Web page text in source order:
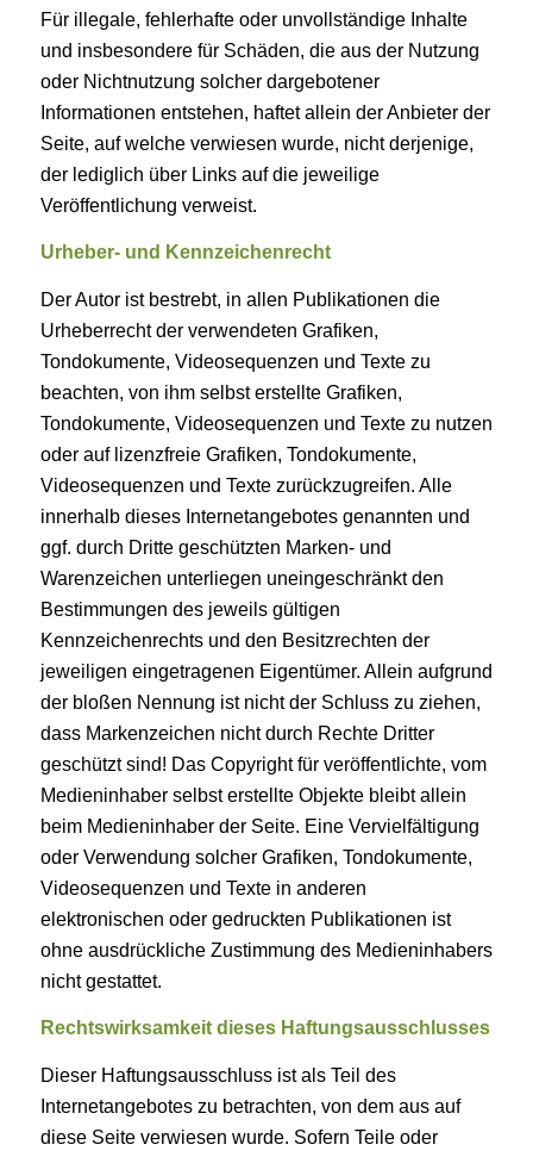
Für illegale, fehlerhafte oder unvollständige Inhalte
und insbesondere für Schäden, die aus der Nutzung
oder Nichtnutzung solcher dargebotener
Informationen entstehen, haftet allein der Anbieter der
Seite, auf welche verwiesen wurde, nicht derjenige,
der lediglich über Links auf die jeweilige
Veröffentlichung verweist.
Urheber- und Kennzeichenrecht
Der Autor ist bestrebt, in allen Publikationen die
Urheberrecht der verwendeten Grafiken,
Tondokumente, Videosequenzen und Texte zu
beachten, von ihm selbst erstellte Grafiken,
Tondokumente, Videosequenzen und Texte zu nutzen
oder auf lizenzfreie Grafiken, Tondokumente,
Videosequenzen und Texte zurückzugreifen. Alle
innerhalb dieses Internetangebotes genannten und
ggf. durch Dritte geschützten Marken- und
Warenzeichen unterliegen uneingeschränkt den
Bestimmungen des jeweils gültigen
Kennzeichenrechts und den Besitzrechten der
jeweiligen eingetragenen Eigentümer. Allein aufgrund
der bloßen Nennung ist nicht der Schluss zu ziehen,
dass Markenzeichen nicht durch Rechte Dritter
geschützt sind! Das Copyright für veröffentlichte, vom
Medieninhaber selbst erstellte Objekte bleibt allein
beim Medieninhaber der Seite. Eine Vervielfältigung
oder Verwendung solcher Grafiken, Tondokumente,
Videosequenzen und Texte in anderen
elektronischen oder gedruckten Publikationen ist
ohne ausdrückliche Zustimmung des Medieninhabers
nicht gestattet.
Rechtswirksamkeit dieses Haftungsausschlusses
Dieser Haftungsausschluss ist als Teil des
Internetangebotes zu betrachten, von dem aus auf
diese Seite verwiesen wurde. Sofern Teile oder